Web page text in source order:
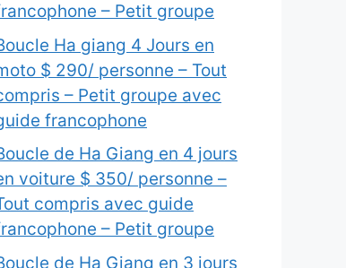
– Petit groupe
Ha giang 4 Jours en
$ 290/ personne – Tout
– Petit groupe avec
francophone
de Ha Giang en 4 jours
voiture $ 350/ personne –
compris avec guide
– Petit groupe
de Ha Giang en 3 jours